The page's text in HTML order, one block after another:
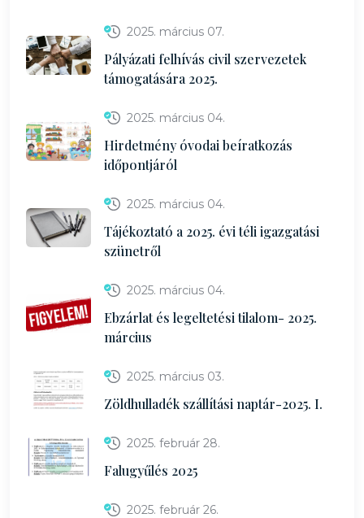
2025. március 07.
Pályázati felhívás civil szervezetek
támogatására 2025.
2025. március 04.
Hirdetmény óvodai beíratkozás
időpontjáról
2025. március 04.
Tájékoztató a 2025. évi téli igazgatási
szünetről
2025. március 04.
Ebzárlat és legeltetési tilalom- 2025.
március
2025. március 03.
Zöldhulladék szállítási naptár-2025. I.
2025. február 28.
Falugyűlés 2025
2025. február 26.